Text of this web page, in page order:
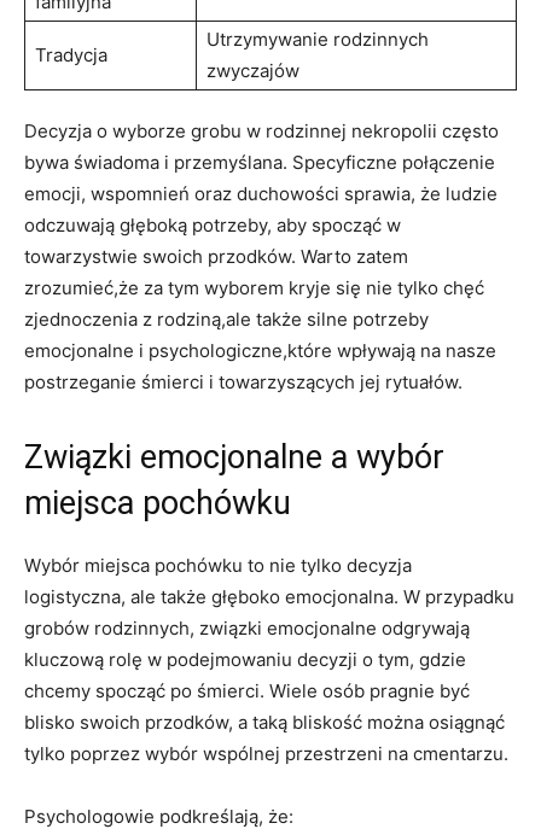
Tradycja
Utrzymywanie rodzinnych
zwyczajów
Decyzja o wyborze grobu w rodzinnej nekropolii często
bywa świadoma i przemyślana. Specyficzne połączenie
emocji, wspomnień oraz duchowości sprawia, że ludzie
odczuwają głęboką potrzeby, aby spocząć w
towarzystwie swoich przodków. Warto zatem
zrozumieć,że za tym wyborem kryje się nie tylko chęć
zjednoczenia z rodziną,ale także silne potrzeby
emocjonalne i psychologiczne,które wpływają na nasze
postrzeganie śmierci i towarzyszących jej rytuałów.
Związki emocjonalne a wybór
miejsca pochówku
Wybór miejsca pochówku to nie tylko decyzja
logistyczna, ale także głęboko emocjonalna. W przypadku
grobów rodzinnych, związki emocjonalne odgrywają
kluczową rolę w podejmowaniu decyzji o tym, gdzie
chcemy spocząć po śmierci. Wiele osób pragnie być
blisko swoich przodków, a taką bliskość można osiągnąć
tylko poprzez wybór wspólnej przestrzeni na cmentarzu.
Psychologowie podkreślają, że: